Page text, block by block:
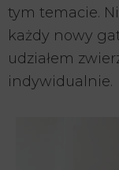
tym temacie.
każdy nowy
udziałem
indywidualnie.